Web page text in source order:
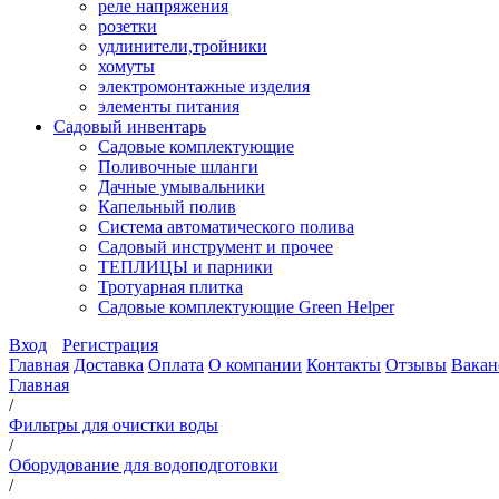
реле напряжения
розетки
удлинители,тройники
хомуты
электромонтажные изделия
элементы питания
Садовый инвентарь
Садовые комплектующие
Поливочные шланги
Дачные умывальники
Капельный полив
Система автоматического полива
Садовый инструмент и прочее
ТЕПЛИЦЫ и парники
Тротуарная плитка
Садовые комплектующие Green Helper
Вход
Регистрация
Главная Доставка Оплата О компании Контакты Отзывы
Главная
/
Фильтры для очистки воды
/
Оборудование для водоподготовки
/